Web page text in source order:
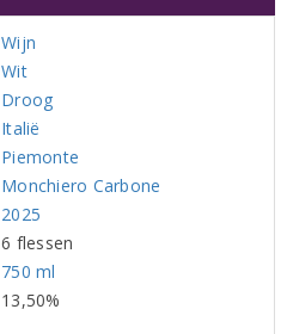
Wijn
Wit
Droog
Italië
Piemonte
Monchiero Carbone
2025
6 flessen
750 ml
13,50%